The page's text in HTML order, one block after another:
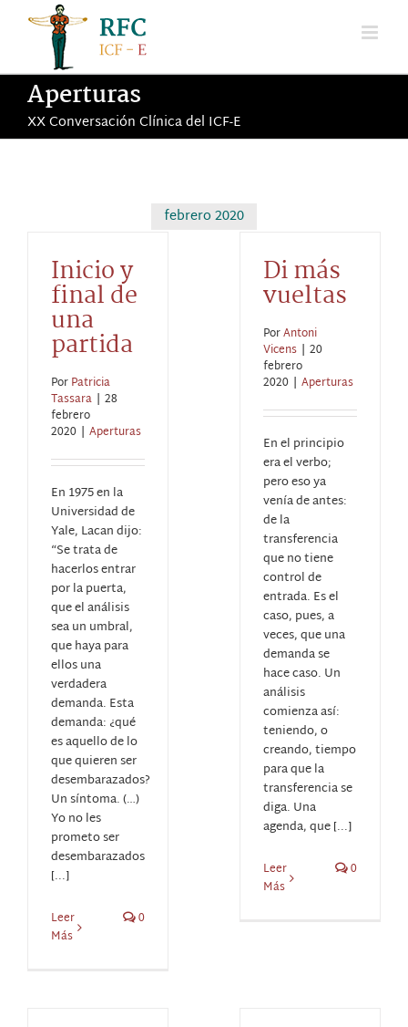
contenido
Aperturas
XX Conversación Clínica del ICF-E
febrero 2020
Inicio y
final de
una
partida
PorPatricia
Tassara | 28
febrero
2020 | Aperturas
En 1975 en la
Universidad de
Yale, Lacan dijo:
“Se trata de
hacerlos entrar
por la puerta,
que el análisis
sea un umbral,
que haya para
ellos una
verdadera
demanda. Esta
demanda: ¿qué
es aquello de lo
que quieren ser
desembarazados?
Un síntoma. (…)
Yo no les
prometo ser
desembarazados
[...]
Leer
Más
0
Di más
vueltas
PorAntoni
Vicens | 20
febrero
2020 | Aperturas
En el principio
era el verbo;
pero eso ya
venía de antes:
de la
transferencia
que no tiene
control de
entrada. Es el
caso, pues, a
veces, que una
demanda se
hace caso. Un
análisis
comienza así:
teniendo, o
creando, tiempo
para que la
transferencia se
diga. Una
agenda, que [...]
Leer
Más
0